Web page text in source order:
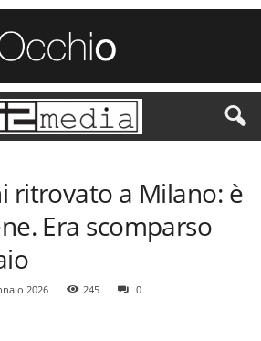
ritrovato a Milano: è
Era scomparso
2026 245 0